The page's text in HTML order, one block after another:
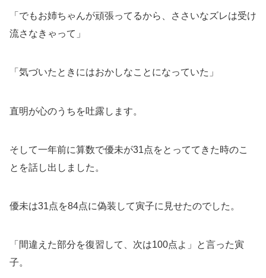
「でもお姉ちゃんが頑張ってるから、ささいなズレは受け
流さなきゃって」
「気づいたときにはおかしなことになっていた」
直明が心のうちを吐露します。
そして一年前に算数で優未が31点をとっててきた時のこ
とを話し出しました。
優未は31点を84点に偽装して寅子に見せたのでした。
「間違えた部分を復習して、次は100点よ」と言った寅
子。